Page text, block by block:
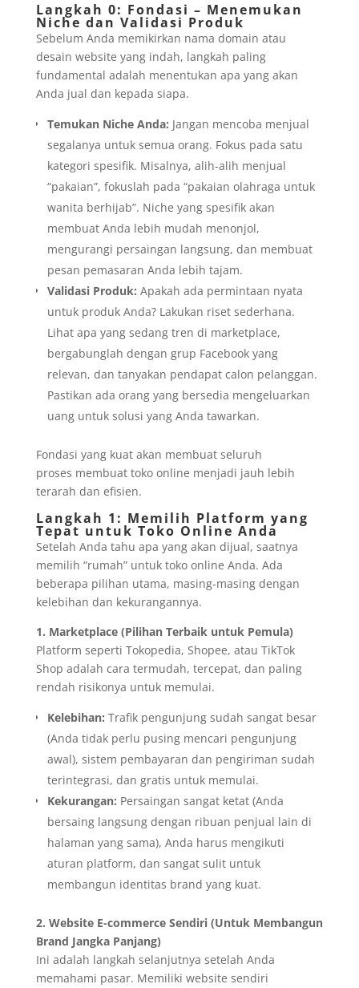
Langkah 0: Fondasi – Menemukan
Niche dan Validasi Produk
Sebelum Anda memikirkan nama domain atau
desain website yang indah, langkah paling
fundamental adalah menentukan apa yang akan
Anda jual dan kepada siapa.
Temukan Niche Anda: Jangan mencoba menjual
segalanya untuk semua orang. Fokus pada satu
kategori spesifik. Misalnya, alih-alih menjual
“pakaian”, fokuslah pada “pakaian olahraga untuk
wanita berhijab”. Niche yang spesifik akan
membuat Anda lebih mudah menonjol,
mengurangi persaingan langsung, dan membuat
pesan pemasaran Anda lebih tajam.
Validasi Produk: Apakah ada permintaan nyata
untuk produk Anda? Lakukan riset sederhana.
Lihat apa yang sedang tren di marketplace,
bergabunglah dengan grup Facebook yang
relevan, dan tanyakan pendapat calon pelanggan.
Pastikan ada orang yang bersedia mengeluarkan
uang untuk solusi yang Anda tawarkan.
Fondasi yang kuat akan membuat seluruh
proses membuat toko online menjadi jauh lebih
terarah dan efisien.
Langkah 1: Memilih Platform yang
Tepat untuk Toko Online Anda
Setelah Anda tahu apa yang akan dijual, saatnya
memilih “rumah” untuk toko online Anda. Ada
beberapa pilihan utama, masing-masing dengan
kelebihan dan kekurangannya.
1. Marketplace (Pilihan Terbaik untuk Pemula)
Platform seperti Tokopedia, Shopee, atau TikTok
Shop adalah cara termudah, tercepat, dan paling
rendah risikonya untuk memulai.
Kelebihan: Trafik pengunjung sudah sangat besar
(Anda tidak perlu pusing mencari pengunjung
awal), sistem pembayaran dan pengiriman sudah
terintegrasi, dan gratis untuk memulai.
Kekurangan: Persaingan sangat ketat (Anda
bersaing langsung dengan ribuan penjual lain di
halaman yang sama), Anda harus mengikuti
aturan platform, dan sangat sulit untuk
membangun identitas brand yang kuat.
2. Website E-commerce Sendiri (Untuk Membangun
Brand Jangka Panjang)
Ini adalah langkah selanjutnya setelah Anda
memahami pasar. Memiliki website sendiri